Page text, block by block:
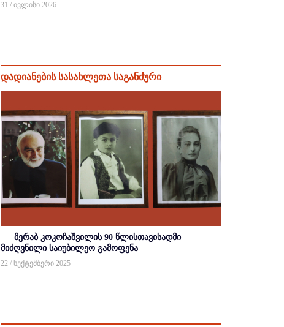
31 / ივლისი 2026
დადიანების სასახლეთა საგანძური
მერაბ კოკოჩაშვილის 90 წლისთავისადმი
მიძღვნილი საიუბილეო გამოფენა
22 / სექტემბერი 2025